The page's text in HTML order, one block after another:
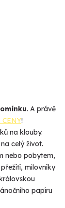
. A právě
CENY!
na klouby.
celý život.
nebo pobytem,
milovníky
papíru